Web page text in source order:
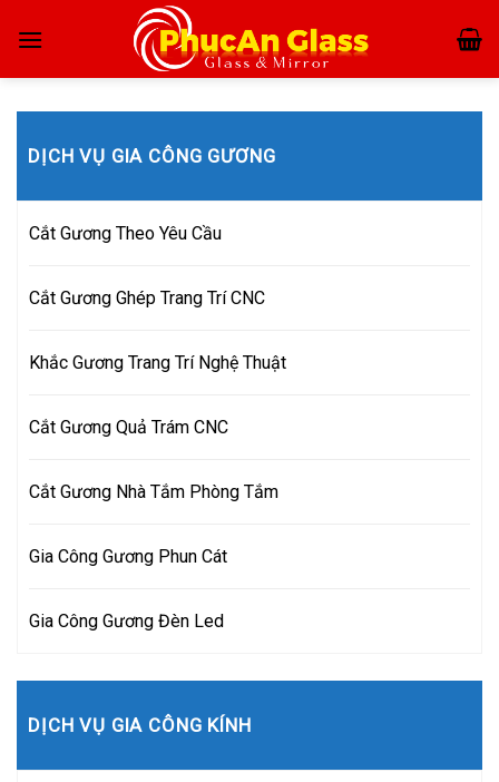
DỊCH VỤ GIA CÔNG GƯƠNG
Cắt Gương Theo Yêu Cầu
Cắt Gương Ghép Trang Trí CNC
Khắc Gương Trang Trí Nghệ Thuật
Cắt Gương Quả Trám CNC
Cắt Gương Nhà Tắm Phòng Tắm
Gia Công Gương Phun Cát
Gia Công Gương Đèn Led
DỊCH VỤ GIA CÔNG KÍNH